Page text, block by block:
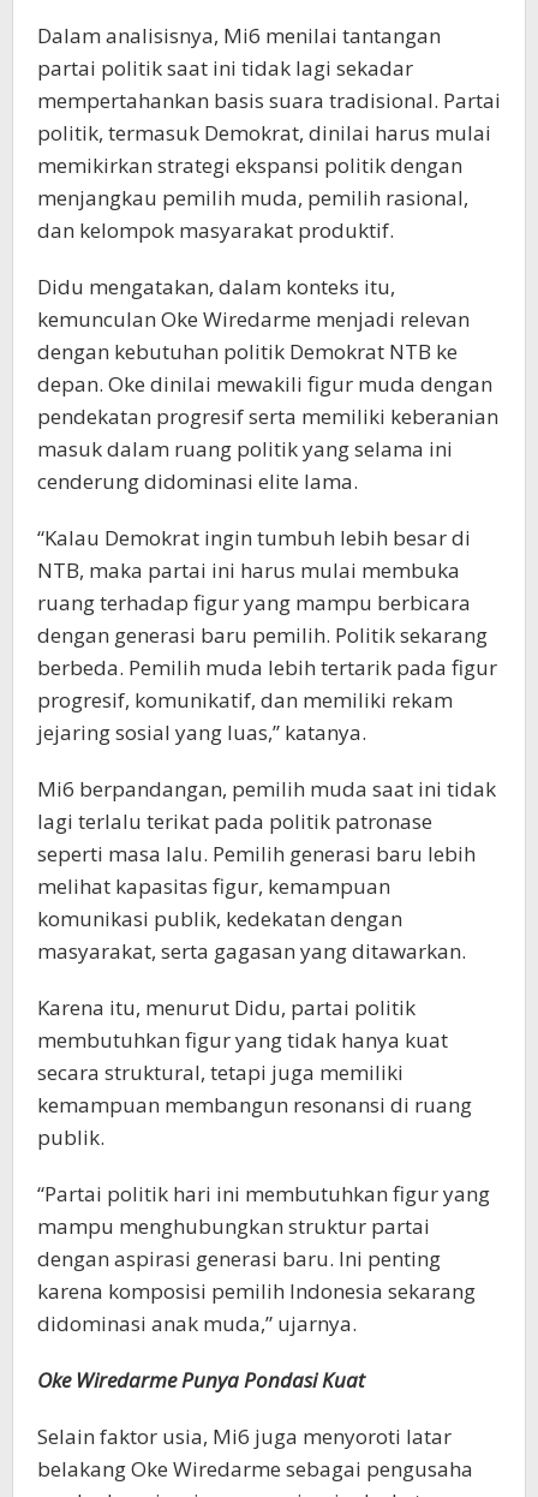
Dalam analisisnya, Mi6 menilai tantangan
partai politik saat ini tidak lagi sekadar
mempertahankan basis suara tradisional. Partai
politik, termasuk Demokrat, dinilai harus mulai
memikirkan strategi ekspansi politik dengan
menjangkau pemilih muda, pemilih rasional,
dan kelompok masyarakat produktif.
Didu mengatakan, dalam konteks itu,
kemunculan Oke Wiredarme menjadi relevan
dengan kebutuhan politik Demokrat NTB ke
depan. Oke dinilai mewakili figur muda dengan
pendekatan progresif serta memiliki keberanian
masuk dalam ruang politik yang selama ini
cenderung didominasi elite lama.
“Kalau Demokrat ingin tumbuh lebih besar di
NTB, maka partai ini harus mulai membuka
ruang terhadap figur yang mampu berbicara
dengan generasi baru pemilih. Politik sekarang
berbeda. Pemilih muda lebih tertarik pada figur
progresif, komunikatif, dan memiliki rekam
jejaring sosial yang luas,” katanya.
Mi6 berpandangan, pemilih muda saat ini tidak
lagi terlalu terikat pada politik patronase
seperti masa lalu. Pemilih generasi baru lebih
melihat kapasitas figur, kemampuan
komunikasi publik, kedekatan dengan
masyarakat, serta gagasan yang ditawarkan.
Karena itu, menurut Didu, partai politik
membutuhkan figur yang tidak hanya kuat
secara struktural, tetapi juga memiliki
kemampuan membangun resonansi di ruang
publik.
“Partai politik hari ini membutuhkan figur yang
mampu menghubungkan struktur partai
dengan aspirasi generasi baru. Ini penting
karena komposisi pemilih Indonesia sekarang
didominasi anak muda,” ujarnya.
Oke Wiredarme Punya Pondasi Kuat
Selain faktor usia, Mi6 juga menyoroti latar
belakang Oke Wiredarme sebagai pengusaha